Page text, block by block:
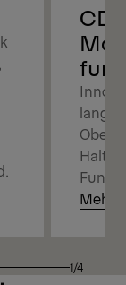
Mehr
1/4